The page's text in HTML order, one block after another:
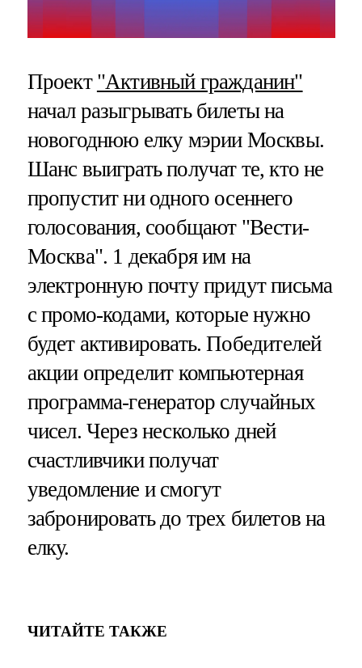
Проект "Активный гражданин"
начал разыгрывать билеты на
новогоднюю елку мэрии Москвы.
Шанс выиграть получат те, кто не
пропустит ни одного осеннего
голосования, сообщают "Вести-
Москва". 1 декабря им на
электронную почту придут письма
с промо-кодами, которые нужно
будет активировать. Победителей
акции определит компьютерная
программа-генератор случайных
чисел. Через несколько дней
счастливчики получат
уведомление и смогут
забронировать до трех билетов на
елку.
ЧИТАЙТЕ ТАКЖЕ